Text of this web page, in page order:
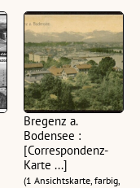
Bregenz a.
Bodensee :
[Correspondenz-
Karte ...]
(1 Ansichtskarte, farbig,